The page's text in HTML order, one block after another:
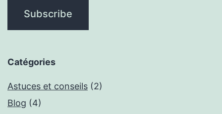
Catégories
Astuces et conseils (2)
Blog (4)